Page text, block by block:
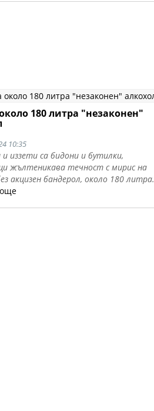
180 литра "незаконен"
10:35
иззети са бидони и бутилки,
жълтеникава течност с мирис на
акцизен бандерол, около 180 литра.